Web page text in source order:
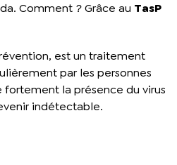
Comment ? Grâce au TasP
est un traitement
par les personnes
fortement la présence du virus
indétectable.